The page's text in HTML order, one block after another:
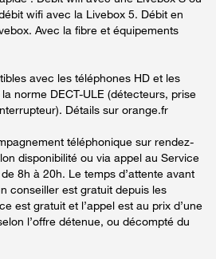
wifi avec la Livebox 5. Débit en
Avec la fibre et équipements
avec les téléphones HD et les
norme DECT-ULE (détecteurs, prise
Détails sur orange.fr
téléphonique sur rendez-
disponibilité ou via appel au Service
8h à 20h. Le temps d’attente avant
conseiller est gratuit depuis les
est gratuit et l’appel est au prix d’une
l’offre détenue, ou décompté du